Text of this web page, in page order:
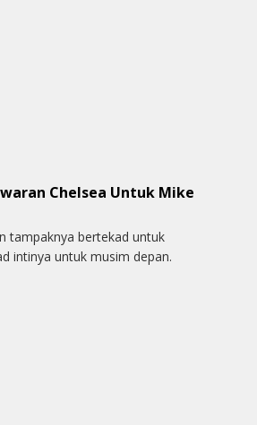
Chelsea Untuk Mike
tampaknya bertekad untuk
intinya untuk musim depan.